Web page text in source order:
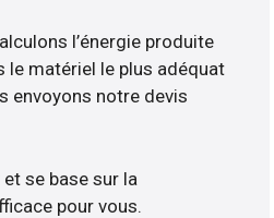
l’énergie produite
le matériel le plus adéquat
envoyons notre devis
se base sur la
pour vous.